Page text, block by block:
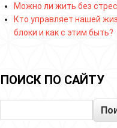
Можно ли жить без
Кто управляет нашей
блоки и как с этим быть?
ПОИСК ПО САЙТУ